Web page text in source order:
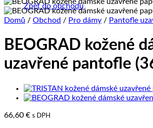
Zpět do obchodu
Domů / Obchod / Pro dámy / Pantofle
BEOGRAD kožené
uzavřené pantofle
66,60 € s DPH